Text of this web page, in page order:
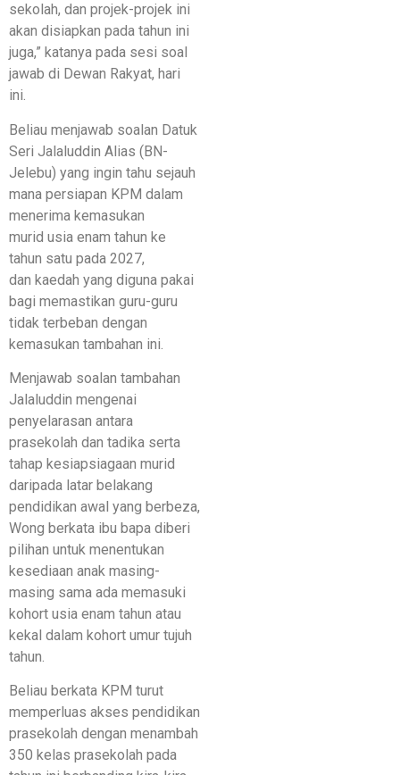
sekolah, dan projek-projek ini
akan disiapkan pada tahun ini
juga,” katanya pada sesi soal
jawab di Dewan Rakyat, hari
ini.
Beliau menjawab soalan Datuk
Seri Jalaluddin Alias (BN-
Jelebu) yang ingin tahu sejauh
mana persiapan KPM dalam
menerima kemasukan
murid usia enam tahun ke
tahun satu pada 2027,
dan kaedah yang diguna pakai
bagi memastikan guru-guru
tidak terbeban dengan
kemasukan tambahan ini.
Menjawab soalan tambahan
Jalaluddin mengenai
penyelarasan antara
prasekolah dan tadika serta
tahap kesiapsiagaan murid
daripada latar belakang
pendidikan awal yang berbeza,
Wong berkata ibu bapa diberi
pilihan untuk menentukan
kesediaan anak masing-
masing sama ada memasuki
kohort usia enam tahun atau
kekal dalam kohort umur tujuh
tahun.
Beliau berkata KPM turut
memperluas akses pendidikan
prasekolah dengan menambah
350 kelas prasekolah pada